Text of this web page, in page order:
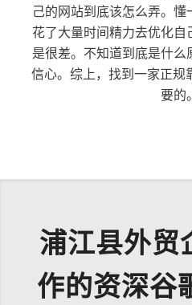
己的网站到底该怎么弄。懂
花了大量时间精力去优化
是很差。不知道到底是什
信心。综上，找到一家正
要的。
浦江县外贸
作的资深谷